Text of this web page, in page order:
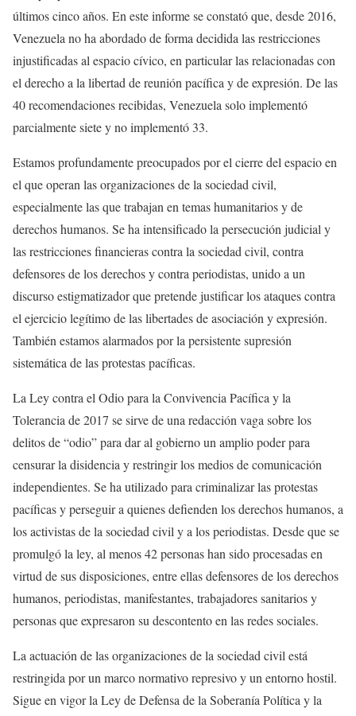
últimos cinco años. En este informe se constató que, desde 2016,
Venezuela no ha abordado de forma decidida las restricciones
injustificadas al espacio cívico, en particular las relacionadas con
el derecho a la libertad de reunión pacífica y de expresión. De las
40 recomendaciones recibidas, Venezuela solo implementó
parcialmente siete y no implementó 33.
Estamos profundamente preocupados por el cierre del espacio en
el que operan las organizaciones de la sociedad civil,
especialmente las que trabajan en temas humanitarios y de
derechos humanos. Se ha intensificado la persecución judicial y
las restricciones financieras contra la sociedad civil, contra
defensores de los derechos y contra periodistas, unido a un
discurso estigmatizador que pretende justificar los ataques contra
el ejercicio legítimo de las libertades de asociación y expresión.
También estamos alarmados por la persistente supresión
sistemática de las protestas pacíficas.
La Ley contra el Odio para la Convivencia Pacífica y la
Tolerancia de 2017 se sirve de una redacción vaga sobre los
delitos de “odio” para dar al gobierno un amplio poder para
censurar la disidencia y restringir los medios de comunicación
independientes. Se ha utilizado para criminalizar las protestas
pacíficas y perseguir a quienes defienden los derechos humanos, a
los activistas de la sociedad civil y a los periodistas. Desde que se
promulgó la ley, al menos 42 personas han sido procesadas en
virtud de sus disposiciones, entre ellas defensores de los derechos
humanos, periodistas, manifestantes, trabajadores sanitarios y
personas que expresaron su descontento en las redes sociales.
La actuación de las organizaciones de la sociedad civil está
restringida por un marco normativo represivo y un entorno hostil.
Sigue en vigor la Ley de Defensa de la Soberanía Política y la